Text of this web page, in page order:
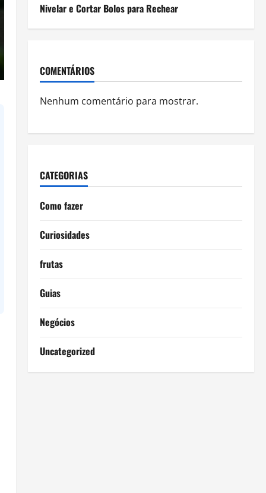
Nivelar e Cortar Bolos para Rechear
COMENTÁRIOS
Nenhum comentário para mostrar.
CATEGORIAS
Como fazer
Curiosidades
frutas
Guias
Negócios
Uncategorized